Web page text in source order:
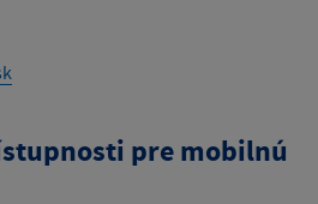
pre mobilnú